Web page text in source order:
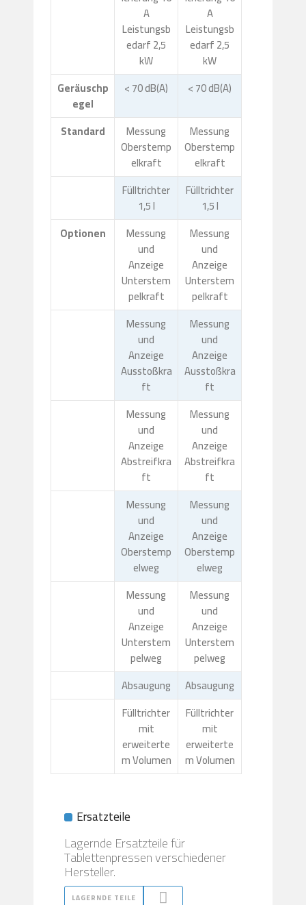
A
Leistungsb
edarf 2,5
kW
A
Leistungsb
edarf 2,5
kW
Geräuschp
egel
< 70 dB(A) < 70 dB(A)
Standard Messung
Oberstemp
elkraft
Messung
Oberstemp
elkraft
Fülltrichter
1,5 l
Fülltrichter
1,5 l
Optionen
Messung
und
Anzeige
Unterstem
pelkraft
Messung
und
Anzeige
Unterstem
pelkraft
Messung
und
Anzeige
Ausstoßkra
ft
Messung
und
Anzeige
Ausstoßkra
ft
Messung
und
Anzeige
Abstreifkra
ft
Messung
und
Anzeige
Abstreifkra
ft
Messung
und
Anzeige
Oberstemp
elweg
Messung
und
Anzeige
Oberstemp
elweg
Messung
und
Anzeige
Unterstem
pelweg
Messung
und
Anzeige
Unterstem
pelweg
Absaugung
Absaugung
Fülltrichter
mit
erweiterte
m Volumen
Fülltrichter
mit
erweiterte
m Volumen
Ersatzteile
Lagernde Ersatzteile für
Tablettenpressen verschiedener
Hersteller.
LAGERNDE TEILE